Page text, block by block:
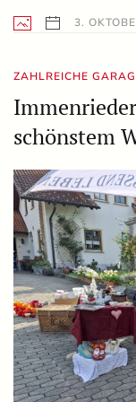
3.
ZAHLREICHE
schönstem